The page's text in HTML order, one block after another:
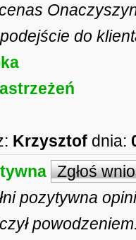
do
Krzysztof dnia:
Zgłoś
pozytywna